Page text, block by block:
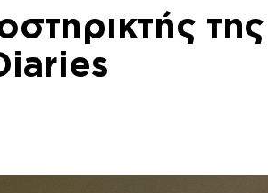
της